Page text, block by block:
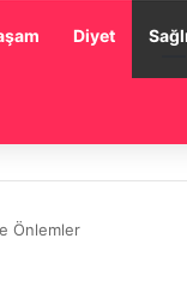
Diyet
Önlemler